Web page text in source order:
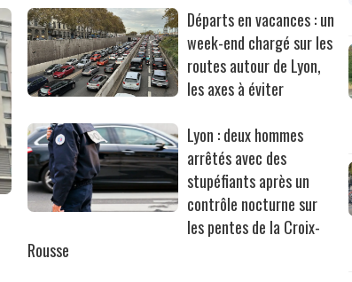
Départs en vacances : un
week-end chargé sur les
routes autour de Lyon,
les axes à éviter
Lyon : deux hommes
arrêtés avec des
stupéfiants après un
contrôle nocturne sur
les pentes de la Croix-
Rousse